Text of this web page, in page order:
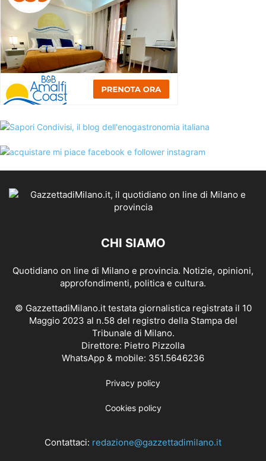
CHI SIAMO
Quotidiano on line di Milano e provincia. Notizie, opinioni,
approfondimenti, politica e cultura.
© GazzettadiMilano.it testata giornalistica registrata il 10
Maggio 2023 al n.58 del registro della Stampa del
Tribunale di Milano.
Direttore: Pietro Pizzolla
WhatsApp & mobile: 351.5646236
Privacy policy
Cookies policy
Contattaci: redazione@gazzettadimilano.it